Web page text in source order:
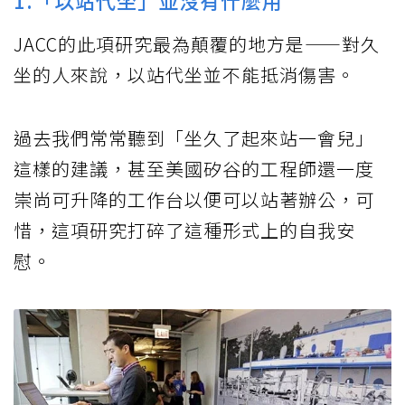
JACC的此項研究最為顛覆的地方是——對久
坐的人來說，以站代坐並不能抵消傷害。
過去我們常常聽到「坐久了起來站一會兒」
這樣的建議，甚至美國矽谷的工程師還一度
崇尚可升降的工作台以便可以站著辦公，可
惜，這項研究打碎了這種形式上的自我安
慰。